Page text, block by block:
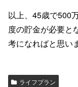
以上、45歳で500
度の貯金が必要と
考になればと思い
ライフプラン